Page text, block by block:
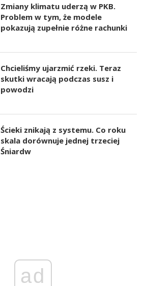
Zmiany klimatu uderzą w PKB.
Problem w tym, że modele
pokazują zupełnie różne rachunki
Chcieliśmy ujarzmić rzeki. Teraz
skutki wracają podczas susz i
powodzi
Ścieki znikają z systemu. Co roku
skala dorównuje jednej trzeciej
Śniardw
ad